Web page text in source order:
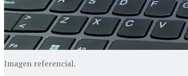
Imagen referencial.